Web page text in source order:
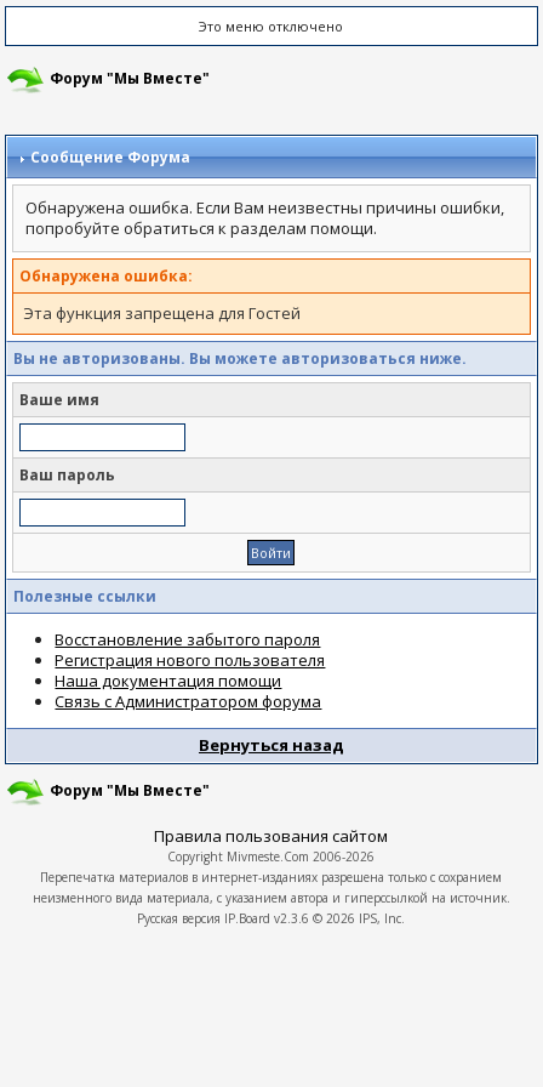
Это меню отключено
Форум "Мы Вместе"
Сообщение Форума
Обнаружена ошибка. Если Вам неизвестны причины ошибки,
попробуйте обратиться к разделам помощи.
Обнаружена ошибка:
Эта функция запрещена для Гостей
Вы не авторизованы. Вы можете авторизоваться ниже.
Ваше имя
Ваш пароль
Полезные ссылки
Восстановление забытого пароля
Регистрация нового пользователя
Наша документация помощи
Связь с Администратором форума
Вернуться назад
Форум "Мы Вместе"
Правила пользования сайтом
Copyright Mivmeste.Com 2006-2026
Перепечатка материалов в интернет-изданиях разрешена только с сохранием
неизменного вида материала, с указанием автора и гиперссылкой на источник.
Русская версия IP.Board v2.3.6 © 2026 IPS, Inc.